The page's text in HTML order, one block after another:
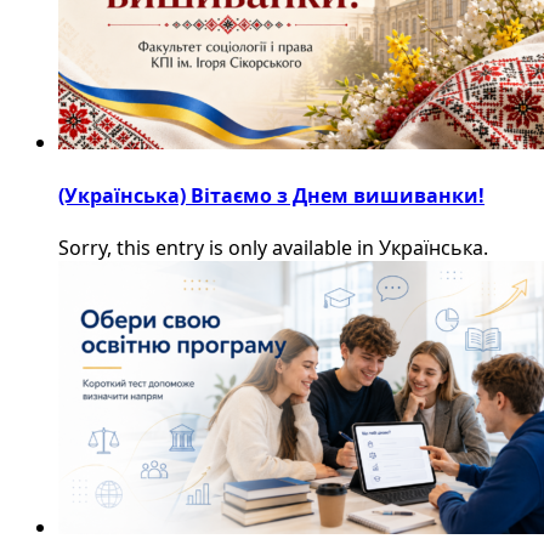
(Українська) Вітаємо з Днем вишиванки!
Sorry, this entry is only available in Українська.